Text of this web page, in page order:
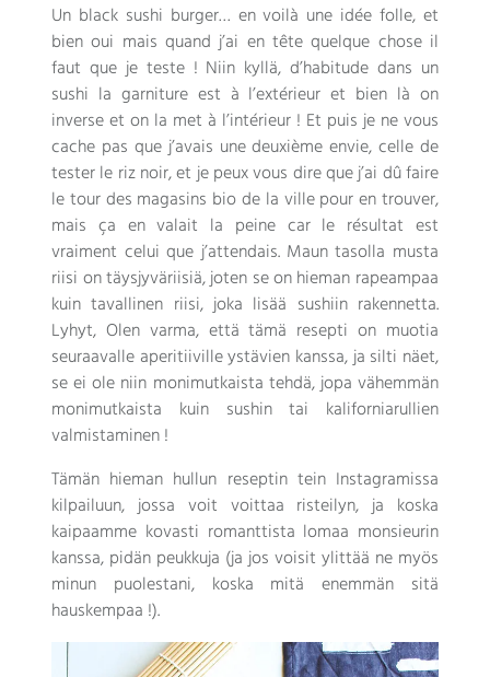
Un black sushi burger… en voilà une idée folle, et
bien oui mais quand j’ai en tête quelque chose il
faut que je teste! Niin kyllä,d’habitude dans un
sushi la garniture est à l’extérieur et bien là on
inverse et on la met à l’intérieur ! Et puis je ne vous
cache pas que j’avais une deuxième envie, celle de
tester le riz noir,et je peux vous dire que j’ai dû faire
le tour des magasins bio de la ville pour en trouver,
mais ça en valait la peine car le résultat est
vraiment celui que j’attendais. Maun tasolla musta
riisi on täysjyväriisiä, joten se on hieman rapeampaa
kuin tavallinen riisi, joka lisää sushiin rakennetta.
Lyhyt, Olen varma, että tämä resepti on muotia
seuraavalle aperitiiville ystävien kanssa, ja silti näet,
se ei ole niin monimutkaista tehdä, jopa vähemmän
monimutkaista kuin sushin tai kaliforniarullien
valmistaminen !
Tämän hieman hullun reseptin tein Instagramissa
kilpailuun, jossa voit voittaa risteilyn, ja koska
kaipaamme kovasti romanttista lomaa monsieurin
kanssa, pidän peukkuja (ja jos voisit ylittää ne myös
minun puolestani, koska mitä enemmän sitä
hauskempaa !).